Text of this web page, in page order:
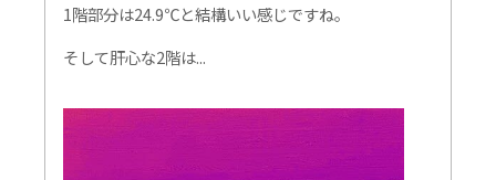
1階部分は24.9℃と結構いい感じですね。
そして肝心な2階は...